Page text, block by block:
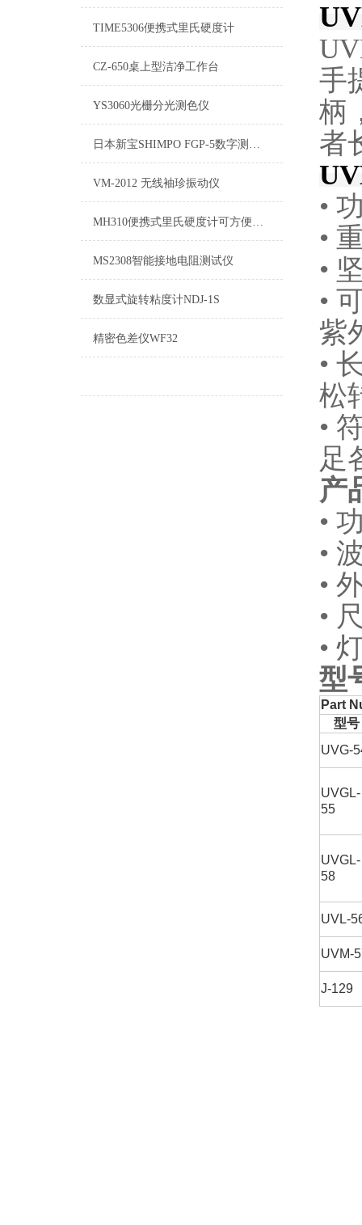
TIME5306便携式里氏硬度计
CZ-650桌上型洁净工作台
YS3060光栅分光测色仪
日本新宝SHIMPO FGP-5数字测力计
VM-2012 无线袖珍振动仪
MH310便携式里氏硬度计可方便快捷地现场检测多种金属材料的硬度
MS2308智能接地电阻测试仪
数显式旋转粘度计NDJ-1S
精密色差仪WF32
手
柄
者
•
•
•
•
紫
•
松
•
足
产
•
•
•
•
•
型
Part
型号
UVG-
UVGL-
55
UVGL-
58
UVL-
UVM-
J-129